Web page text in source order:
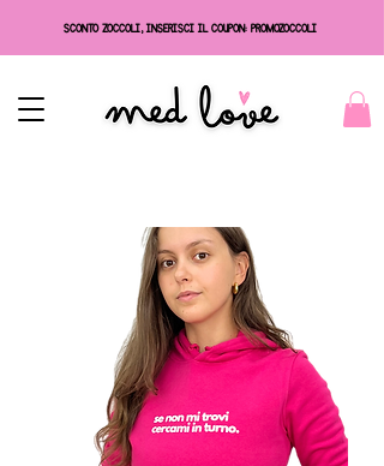
SCONTO ZOCCOLI, INSERISCI IL COUPON: PROMOZOCCOLI